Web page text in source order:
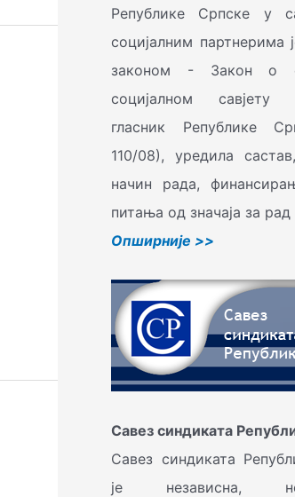
Републике Српске у
социјалним партнерима
законом - Закон о
социјалном савјету
гласник Републике
110/08), уредила
начин рада,
питања од значаја за рад
Oпширније >>
Савез синдиката
Савез синдиката
је независна,